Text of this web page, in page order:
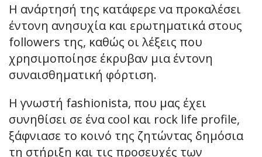
H ανάρτησή της κατάφερε να προκαλέσει
έντονη ανησυχία και ερωτηματικά στους
followers της, καθώς οι λέξεις που
χρησιμοποίησε έκρυβαν μια έντονη
συναισθηματική φόρτιση.
Η γνωστή fashionista, που μας έχει
συνηθίσει σε ένα cool και rock life profile,
ξάφνιασε το κοινό της ζητώντας δημόσια
τη στήριξη και τις προσευχές των